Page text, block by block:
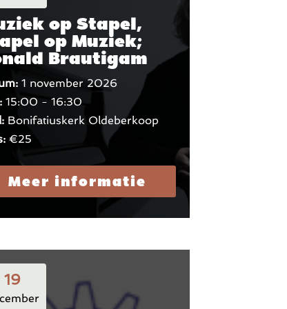
op Stapel,
op Muziek;
Brautigam
1 november 2026
15:00 - 16:30
Bonifatiuskerk Oldeberkoop
€25
Meer informatie
19